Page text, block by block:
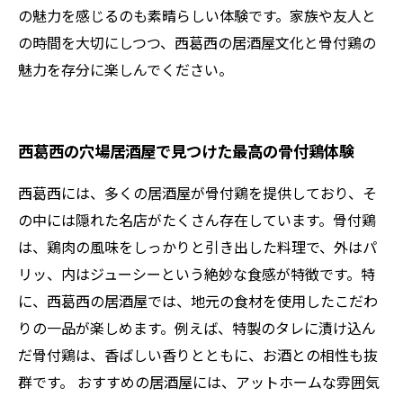
の魅力を感じるのも素晴らしい体験です。家族や友人と
の時間を大切にしつつ、西葛西の居酒屋文化と骨付鶏の
魅力を存分に楽しんでください。
西葛西の穴場居酒屋で見つけた最高の骨付鶏体験
西葛西には、多くの居酒屋が骨付鶏を提供しており、そ
の中には隠れた名店がたくさん存在しています。骨付鶏
は、鶏肉の風味をしっかりと引き出した料理で、外はパ
リッ、内はジューシーという絶妙な食感が特徴です。特
に、西葛西の居酒屋では、地元の食材を使用したこだわ
りの一品が楽しめます。例えば、特製のタレに漬け込ん
だ骨付鶏は、香ばしい香りとともに、お酒との相性も抜
群です。 おすすめの居酒屋には、アットホームな雰囲気